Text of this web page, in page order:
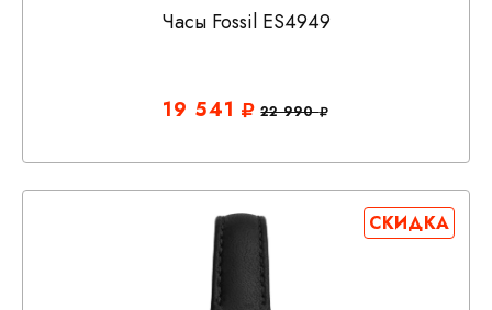
Часы Fossil ES4949
19 541 22 990
СКИДКА